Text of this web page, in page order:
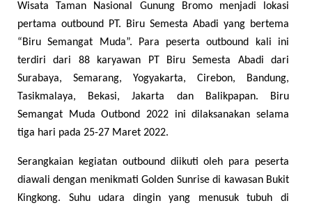
Wisata Taman Nasional Gunung Bromo menjadi lokasi
pertama outbound PT. Biru Semesta Abadi yang bertema
“Biru Semangat Muda”. Para peserta outbound kali ini
terdiri dari 88 karyawan PT Biru Semesta Abadi dari
Surabaya, Semarang, Yogyakarta, Cirebon, Bandung,
Tasikmalaya, Bekasi, Jakarta dan Balikpapan. Biru
Semangat Muda Outbond 2022 ini dilaksanakan selama
tiga hari pada 25-27 Maret 2022.
Serangkaian kegiatan outbound diikuti oleh para peserta
diawali dengan menikmati Golden Sunrise di kawasan Bukit
Kingkong. Suhu udara dingin yang menusuk tubuh di